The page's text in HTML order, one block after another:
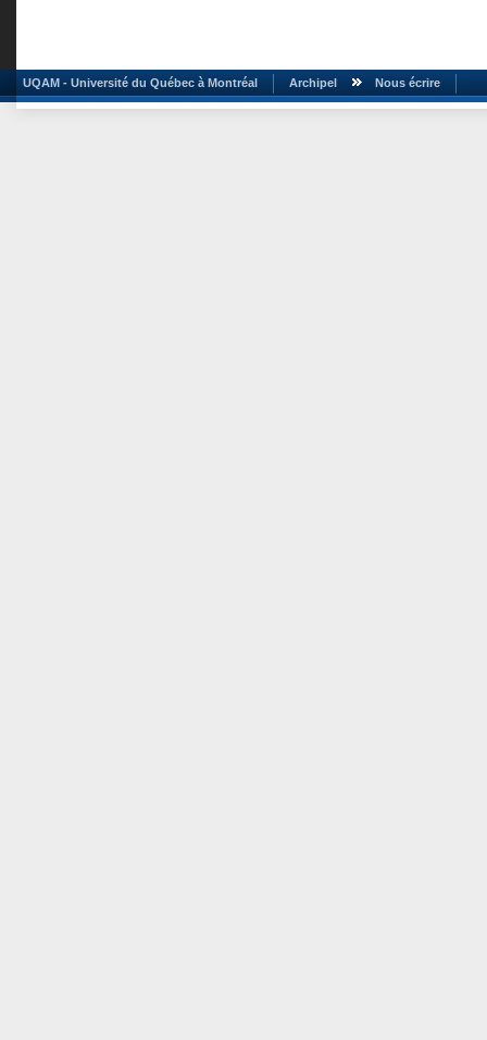
UQAM - Université du Québec à Montréal Archipel Nous écrire